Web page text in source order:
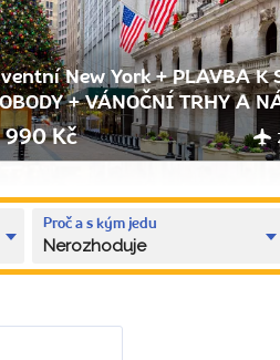
New York + PLAVBA K
+ VÁNOČNÍ TRHY A
990 Kč
Proč a s kým jedu
Nerozhoduje